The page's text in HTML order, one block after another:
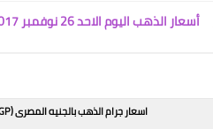
أسعار الذهب اليوم الاحد 26 نوفمبر 2017
اسعار جرام الذهب بالجنيه المصرى (EGP)